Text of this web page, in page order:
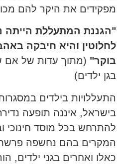
מפקידים את היקר להם מכול
"הגננת המתעללת הייתה
לחלוטין והיא חיבקה
בוקר" (מתוך עדות של אם
בגן ילדים)
התעללויות בילדים
בישראל, איננה תופעה
להתרחש בכל מוסד חינוכי
המקרים בהם נחשפה
כאלו ואחרים בגני ילדים,